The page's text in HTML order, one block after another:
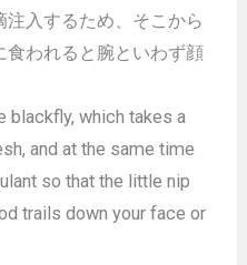
入するため、そこから
食われると腕といわず顔
blackfly, which takes a
and at the same time
so that the little nip
trails down your face or